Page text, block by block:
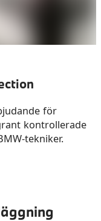
för
kontrollerade
tekniker.